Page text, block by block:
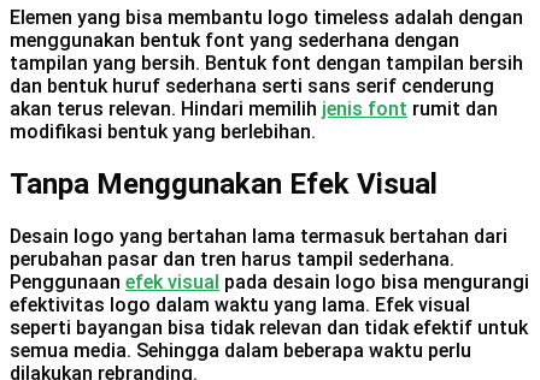
Elemen yang bisa membantu logo timeless adalah dengan
menggunakan bentuk font yang sederhana dengan
tampilan yang bersih. Bentuk font dengan tampilan bersih
dan bentuk huruf sederhana serti sans serif cenderung
akan terus relevan. Hindari memilih jenis font rumit dan
modifikasi bentuk yang berlebihan.
Tanpa Menggunakan Efek Visual
Desain logo yang bertahan lama termasuk bertahan dari
perubahan pasar dan tren harus tampil sederhana.
Penggunaan efek visual pada desain logo bisa mengurangi
efektivitas logo dalam waktu yang lama. Efek visual
seperti bayangan bisa tidak relevan dan tidak efektif untuk
semua media. Sehingga dalam beberapa waktu perlu
dilakukan rebranding.